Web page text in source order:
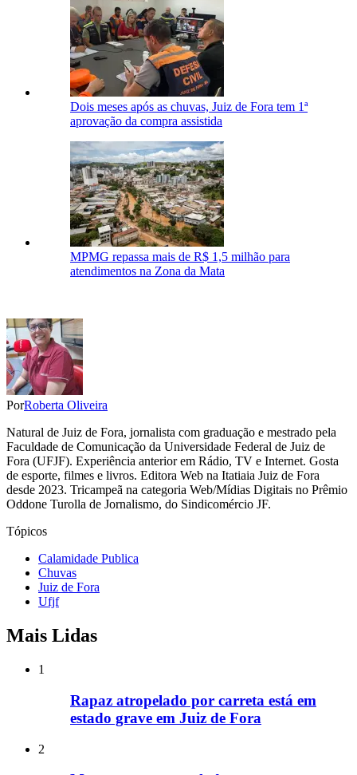
Dois meses após as chuvas, Juiz de Fora tem 1ª
aprovação da compra assistida
MPMG repassa mais de R$ 1,5 milhão para
atendimentos na Zona da Mata
PorRoberta Oliveira
Natural de Juiz de Fora, jornalista com graduação e mestrado pela
Faculdade de Comunicação da Universidade Federal de Juiz de
Fora (UFJF). Experiência anterior em Rádio, TV e Internet. Gosta
de esporte, filmes e livros. Editora Web na Itatiaia Juiz de Fora
desde 2023. Tricampeã na categoria Web/Mídias Digitais no Prêmio
Oddone Turolla de Jornalismo, do Sindicomércio JF.
Tópicos
Calamidade Publica
Chuvas
Juiz de Fora
Ufjf
Mais Lidas
1
Rapaz atropelado por carreta está em
estado grave em Juiz de Fora
2